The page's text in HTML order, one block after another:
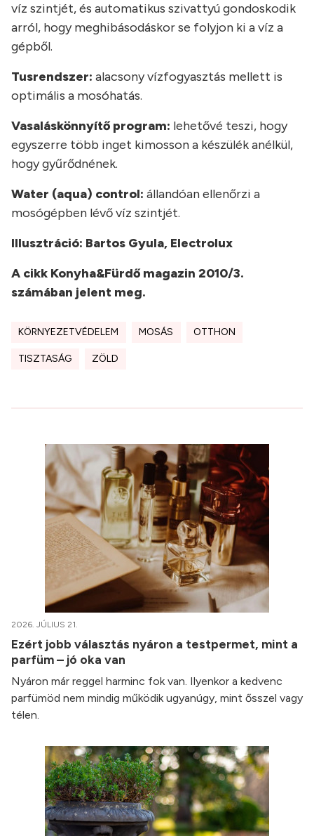
víz szintjét, és automatikus szivattyú gondoskodik
arról, hogy meghibásodáskor se folyjon ki a víz a
gépből.
Tusrendszer: alacsony vízfogyasztás mellett is
optimális a mosóhatás.
Vasaláskönnyítő program: lehetővé teszi, hogy
egyszerre több inget kimosson a készülék anélkül,
hogy gyűrődnének.
Water (aqua) control: állandóan ellenőrzi a
mosógépben lévő víz szintjét.
Illusztráció: Bartos Gyula, Electrolux
A cikk Konyha&Fürdő magazin 2010/3.
számában jelent meg.
KÖRNYEZETVÉDELEM MOSÁS OTTHON
TISZTASÁG ZÖLD
2026. JÚLIUS 21.
Ezért jobb választás nyáron a testpermet, mint a
parfüm – jó oka van
Nyáron már reggel harminc fok van. Ilyenkor a kedvenc
parfümöd nem mindig működik ugyanúgy, mint ősszel vagy
télen.